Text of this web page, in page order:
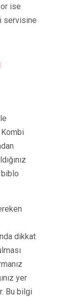
ise
servisine
dikkat
yer
Bu bilgi